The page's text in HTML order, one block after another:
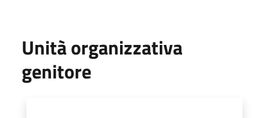
Unità organizzativa
genitore